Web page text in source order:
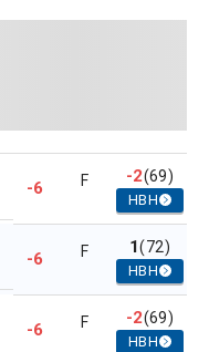
-6 F -2(69)
HBH
-6 F 1(72)
HBH
-6 F -2(69)
HBH